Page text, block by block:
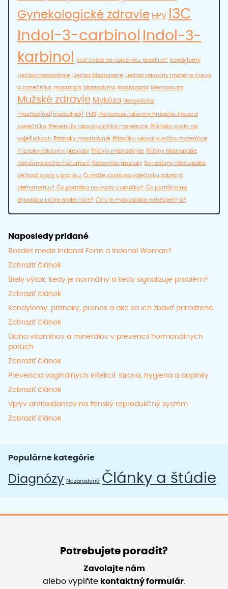
Gynekologické zdravie HPV I3C
Indol-3-carbinol
Indol-3-
karbinol
keď cysta na vaječníku praskne? kondylomy
Liečba mastodýnie Liečba Mastopatie Liečba rakoviny hrubého čreva
a konečníka mastalgia Mastodynia Mastopatia Menopauza
Mužské zdravie Mykóza Necyklická
mastodýnia(mastalgia) PMS Prevencia rakoviny hrubého čreva a
konečníka Prevencia rakoviny krčka maternice Príznaky cysty na
vaječníkoch Príznaky mastodynie Príznaky rakoviny krčka maternice
Príznaky rakoviny prostaty Príčiny mastodýnie Príčiny Mastopatie
Rakovina krčka maternice Rakovina prostaty Symptómy Mastopatie
Veľkosť cysty v prsníku Či môže cysta na vaječníku zabrániť
otehotneniu? Čo pomáha na cysty v prsníku? Čo pomáha na
dyspláziu krčka maternice? Čím je mastopatia nebezpečná?
Naposledy pridané
Rozdiel medzi Indonal Forte a Indonal Woman?
Zobraziť článok
Biely výtok: kedy je normálny a kedy signalizuje problém?
Zobraziť článok
Kondylomy: príznaky, prenos a ako sa ich zbaviť prirodzene
Zobraziť článok
Úloha vitamínov a minerálov v prevencii hormonálnych
porúch
Zobraziť článok
Prevencia vaginálnych infekcií: strava, hygiena a doplnky
Zobraziť článok
Vplyv antioxidantov na ženský reprodukčný systém
Zobraziť článok
Populárne kategórie
Diagnózy Nezaradené Články a štúdie
Potrebujete poradit?
Zavolajte nám
alebo vyplňte kontaktný formulár.